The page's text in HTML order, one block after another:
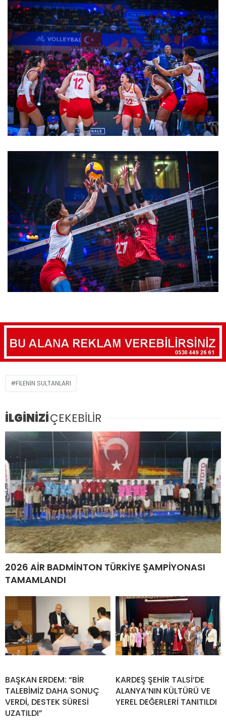
FILENIN SULTANLARI
İLGİNİZİÇEKEBİLİR
2026 AİR BADMİNTON TÜRKİYE ŞAMPİYONASI
TAMAMLANDI
BAŞKAN ERDEM: “BİR
TALEBİMİZ DAHA SONUÇ
VERDİ, DESTEK SÜRESİ
UZATILDI”
KARDEŞ ŞEHİR TALSİ’DE
ALANYA’NIN KÜLTÜRÜ VE
YEREL DEĞERLERİ TANITILDI